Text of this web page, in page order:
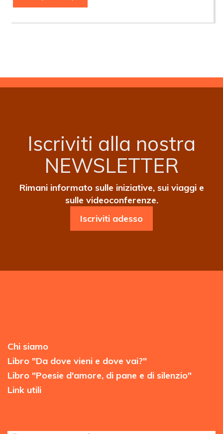
DEL
Iscriviti alla nostra
NEWSLETTER
Rimani informato sulle iniziative, sui viaggi e
sulle videoconferenze.
Iscriviti adesso
Chi siamo
Libro "Da dove vieni e dove vai?"
Libro "Poesie d'amore, di pane e di silenzio"
Link utili